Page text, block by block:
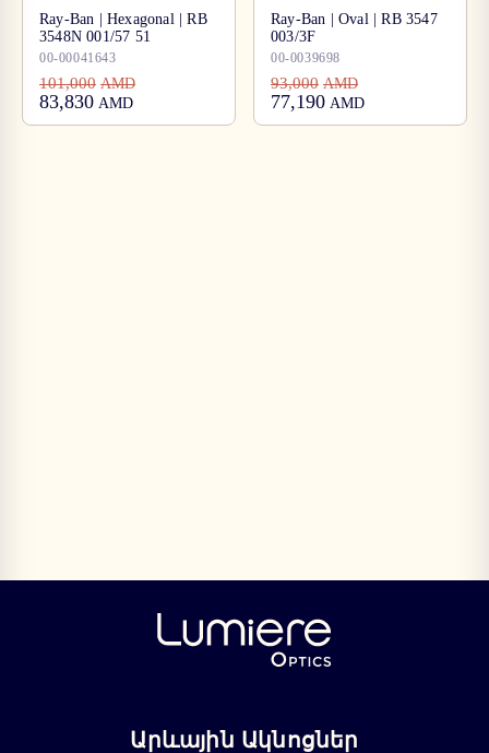
Ray-Ban | Hexagonal | RB
3548N 001/57 51
00-00041643
101,000 AMD
83,830 AMD
Ray-Ban | Oval | RB 3547
003/3F
00-0039698
93,000 AMD
77,190 AMD
Արևային Ակնոցներ